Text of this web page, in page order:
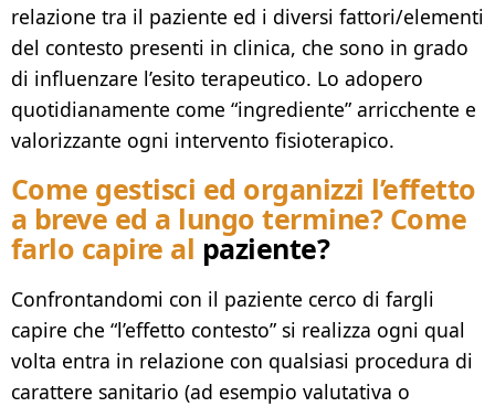
relazione tra il paziente ed i diversi fattori/elementi
del contesto presenti in clinica, che sono in grado
di influenzare l’esito terapeutico. Lo adopero
quotidianamente come “ingrediente” arricchente e
valorizzante ogni intervento fisioterapico.
Come gestisci ed organizzi l’effetto
a breve ed a lungo termine? Come
farlo capire al paziente?
Confrontandomi con il paziente cerco di fargli
capire che “l’effetto contesto” si realizza ogni qual
volta entra in relazione con qualsiasi procedura di
carattere sanitario (ad esempio valutativa o